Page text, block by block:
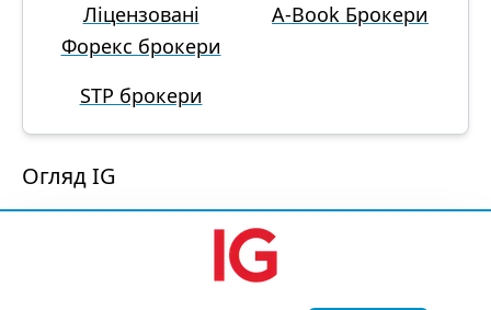
Ліцензовані
Форекс брокери
A-Book Брокери
STP брокери
Огляд IG